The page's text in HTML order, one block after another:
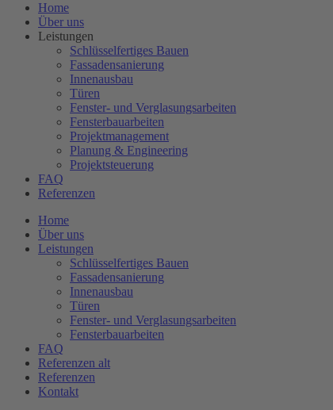
Home
Über uns
Leistungen
Schlüsselfertiges Bauen
Fassadensanierung
Innenausbau
Türen
Fenster- und Verglasungsarbeiten
Fensterbauarbeiten
Projektmanagement
Planung & Engineering
Projektsteuerung
FAQ
Referenzen
Home
Über uns
Leistungen
Schlüsselfertiges Bauen
Fassadensanierung
Innenausbau
Türen
Fenster- und Verglasungsarbeiten
Fensterbauarbeiten
FAQ
Referenzen alt
Referenzen
Kontakt